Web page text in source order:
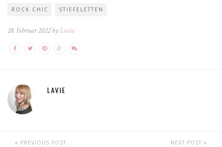
ROCK CHIC STIEFELETTEN
28. Februar 2022 byLavie
LAVIE
PREVIOUS POST NEXT POST